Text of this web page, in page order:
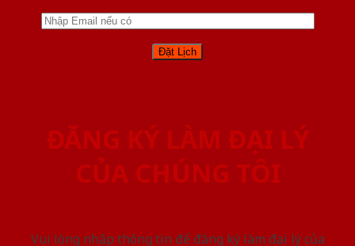
ĐĂNG KÝ LÀM ĐẠI LÝ
CỦA CHÚNG TÔI
Vui lòng nhập thông tin để đăng ký làm đại lý của